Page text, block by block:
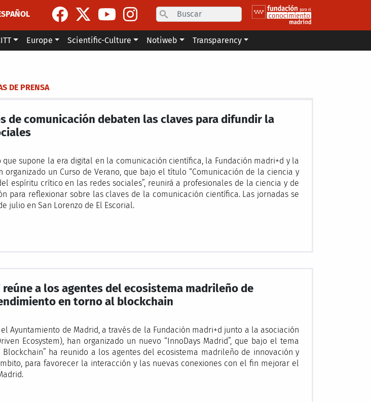
Search
Europe Scientific-Culture Notiweb Transparency
DE PRENSA
de comunicación debaten las claves para difundir la
que supone la era digital en la comunicación científica, la Fundación madri+d y la
organizado un Curso de Verano, que bajo el título “Comunicación de la ciencia y
espíritu crítico en las redes sociales”, reunirá a profesionales de la ciencia y de
para reflexionar sobre las claves de la comunicación científica. Las jornadas se
julio en San Lorenzo de El Escorial.
reúne a los agentes del ecosistema madrileño de
en torno al blockchain
Ayuntamiento de Madrid, a través de la Fundación madri+d junto a la asociación
Ecosystem), han organizado un nuevo “InnoDays Madrid”, que bajo el tema
Blockchain” ha reunido a los agentes del ecosistema madrileño de innovación y
para favorecer la interacción y las nuevas conexiones con el fin mejorar el